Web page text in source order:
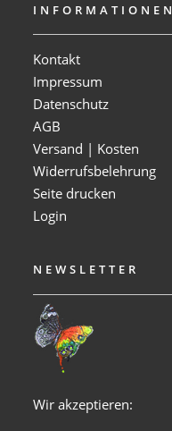
INFORMATIONEN
Kontakt
Impressum
Datenschutz
AGB
Versand | Kosten
Widerrufsbelehrung
Seite drucken
Login
NEWSLETTER
Wir akzeptieren: